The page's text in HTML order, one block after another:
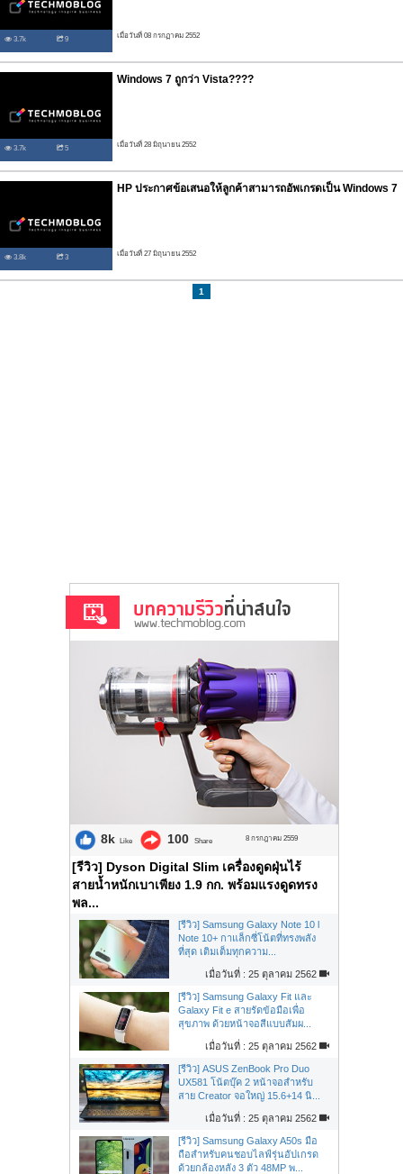
3.7k 9 เมื่อวันที่ 08 กรกฏาคม 2552
3.7k 5
Windows 7 ถูกว่า Vista????
เมื่อวันที่ 28 มิถุนายน 2552
3.8k 3
HP ประกาศข้อเสนอให้ลูกค้าสามารถอัพเกรดเป็น Windows 7
เมื่อวันที่ 27 มิถุนายน 2552
1
8k Like 100 Share 8 กรกฎาคม 2559
[รีวิว] Dyson Digital Slim เครื่องดูดฝุ่นไร้
สายน้ำหนักเบาเพียง 1.9 กก. พร้อมแรงดูดทรง
พล...
[รีวิว] Samsung Galaxy Note 10 l
Note 10+ กาแล็กซี่โน้ตที่ทรงพลัง
ที่สุด เติมเต็มทุกความ...
เมื่อวันที่ : 25 ตุลาคม 2562
[รีวิว] Samsung Galaxy Fit และ
Galaxy Fit e สายรัดข้อมือเพื่อ
สุขภาพ ด้วยหน้าจอสีแบบสัมผ...
เมื่อวันที่ : 25 ตุลาคม 2562
[รีวิว] ASUS ZenBook Pro Duo
UX581 โน้ตบุ๊ค 2 หน้าจอสำหรับ
สาย Creator จอใหญ่ 15.6+14 นิ...
เมื่อวันที่ : 25 ตุลาคม 2562
[รีวิว] Samsung Galaxy A50s มือ
ถือสำหรับคนชอบไลฟ์รุ่นอัปเกรด
ด้วยกล้องหลัง 3 ตัว 48MP พ...